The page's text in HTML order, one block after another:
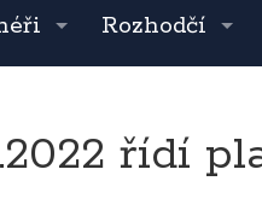
Rozhodčí
řídí